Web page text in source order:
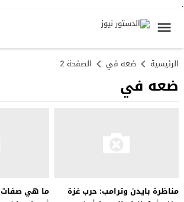
.
الرئيسية ضعه في الصفحة 2
ضعه في
مناظرة بايدن وترامب: حرب غزة
ما هي صفات